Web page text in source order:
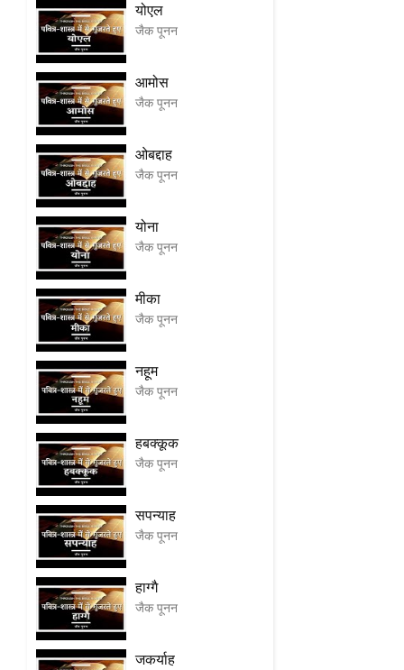
योएल
जैक पूनन
आमोस
जैक पूनन
ओबद्दाह
जैक पूनन
योना
जैक पूनन
मीका
जैक पूनन
नहूम
जैक पूनन
हबक्कूक
जैक पूनन
सपन्याह
जैक पूनन
हाग्गै
जैक पूनन
जकर्याह